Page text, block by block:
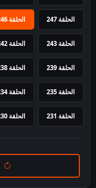
الحلقة 247 الحلقة 246
الحلقة 243 الحلقة 242
الحلقة 239 الحلقة 238
الحلقة 235 الحلقة 234
الحلقة 231 الحلقة 230